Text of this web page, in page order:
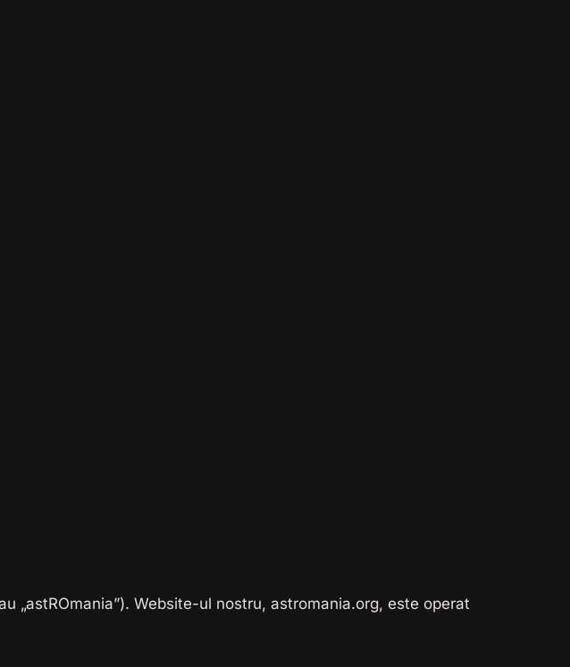
„astROmania”). Website-ul nostru, astromania.org, este operat